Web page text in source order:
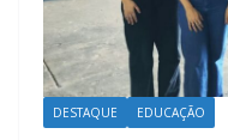
DESTAQUE EDUCAÇÃO